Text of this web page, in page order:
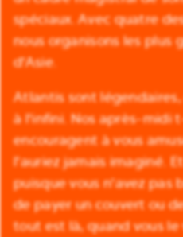
spéciaux. Avec quatre
nous organisons les plus
d'Asie.
Atlantis sont
à l'infini. Nos après-midi
encouragent à vous
l'auriez jamais imaginé.
puisque vous n'avez pas
de payer un couvert ou
tout est là, quand vous